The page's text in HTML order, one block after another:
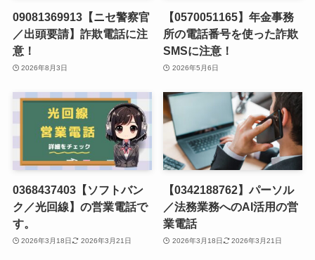
09081369913【ニセ警察官
／出頭要請】詐欺電話に注
意！
2026年8月3日
【0570051165】年金事務
所の電話番号を使った詐欺
SMSに注意！
2026年5月6日
0368437403【ソフトバン
ク／光回線】の営業電話で
す。
2026年3月18日 2026年3月21日
【0342188762】パーソル
／法務業務へのAI活用の営
業電話
2026年3月18日 2026年3月21日